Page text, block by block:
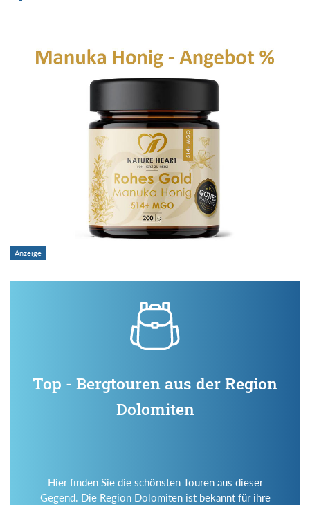
Top - Bergtouren aus der Region
Dolomiten
Hier finden Sie die schönsten Touren aus dieser
Gegend. Die Region Dolomiten ist bekannt für ihre